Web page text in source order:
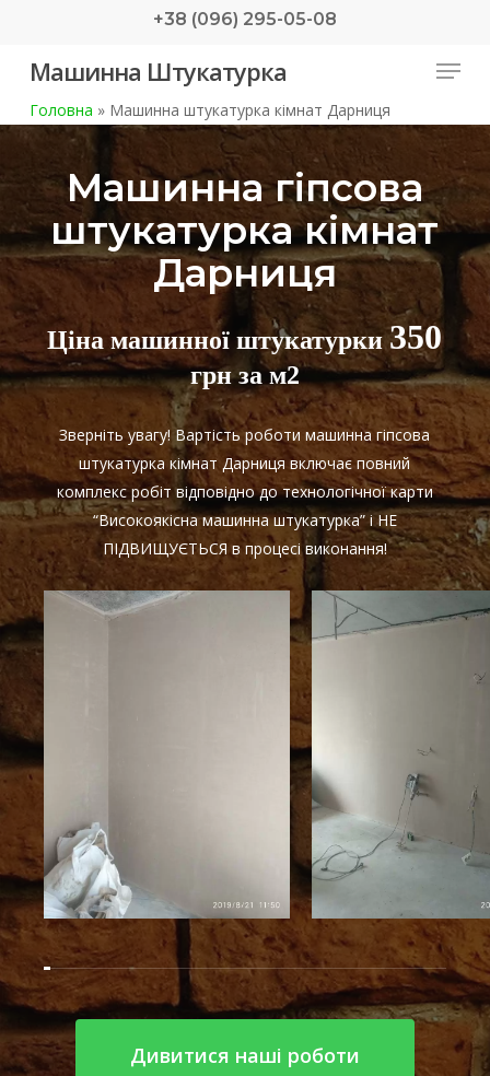
main
+38 (096) 295-05-08
Машинна Штукатурка Menu
Головна »Машинна штукатурка кімнат Дарниця
Машинна гіпсова
штукатурка кімнат
Дарниця
Ціна машинної штукатурки350
грн за м2
Зверніть увагу! Вартість роботи машинна гіпсова
штукатурка кімнат Дарниця включає повний
комплекс робіт відповідно до технологічної карти
“Високоякісна машинна штукатурка” і НЕ
ПІДВИЩУЄТЬСЯ в процесі виконання!
Дивитися наші роботи